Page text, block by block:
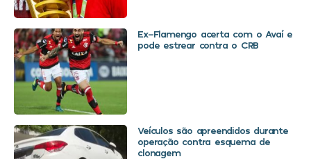
Ex-Flamengo acerta com o Avaí e
pode estrear contra o CRB
Veículos são apreendidos durante
operação contra esquema de
clonagem